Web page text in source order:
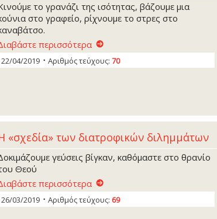
το γρανάζι της ισότητας, βάζουμε μια
στο γραφείο, ρίχνουμε το στρες στο
περισσότερα
22/04/2019 Αριθμός τεύχους: 70
«σχεδία» των διατροφικών διλημμάτων
γεύσεις βίγκαν, καθόμαστε στο θρανίο
Θεού
περισσότερα
26/03/2019 Αριθμός τεύχους: 69